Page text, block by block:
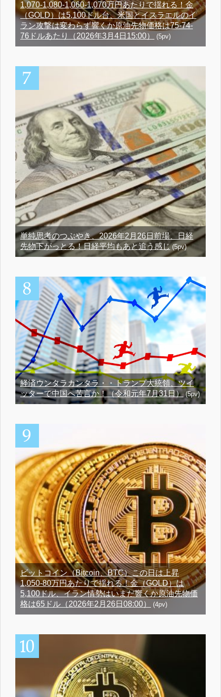
1,070-1,080-1,060-1,070万円あたりで揺れる！金
（GOLD）は5,100ドル台、米国とイスラエルのイ
ラン攻撃は変わらず響くか原油先物価格は75-74-
76ドルあたり（2026年3月4日15:00）
(5pv)
単純思考のつぶやき、2026年2月26日前場、日経
先物下がっとる！日経平均もあと追う感じ(5pv)
経済ウンタラカンタラ・・トランプ大統領、ツイ
ッターで中国へ苦言か！（令和元年7月31日） (5pv)
ビットコイン（Bitcoin、BTC）この日は上昇
1,050-80万円あたりで揺れる！金（GOLD）は
5,100ドル、イラン情勢はいまだ響くか原油先物価
格は65ドル（2026年2月26日08:00）
(4pv)